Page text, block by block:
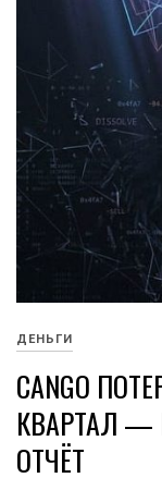
ДЕНЬГИ
CANGO
КВАРТАЛ —
ОТЧЁТ